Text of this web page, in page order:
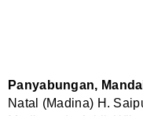
Panyabungan,
Natal (Madina) H.